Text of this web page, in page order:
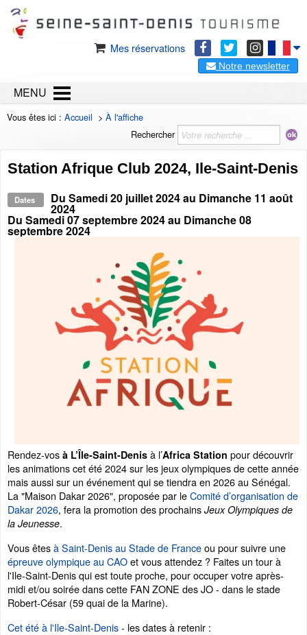
Mes réservations
Notre newsletter
MENU
Vous êtes ici : Accueil > À l'affiche
Rechercher
Station Afrique Club 2024, Ile-Saint-Denis
Dates Du Samedi 20 juillet 2024au Dimanche 11 août
2024
Du Samedi 07 septembre 2024au Dimanche 08
septembre 2024
Rendez-vos à L’Île-Saint-Denis à l’Africa Station pour découvrir
les animations cet été 2024 sur les jeux olympiques de cette année
mais aussi sur un événement qui se tiendra en 2026 au Sénégal.
La "Maison Dakar 2026", proposée par leComité d’organisation de
Dakar 2026, fera la promotion des prochains Jeux Olympiques de
la Jeunesse.
Vous êtesà Saint-Denis au Stade de Franceou pour suivre une
épreuve olympique au CAOet vous attendez ? Faites un tour à
l'Ile-Saint-Denis qui est toute proche, pour occuper votre après-
midi et/ou soirée dans cette FAN ZONE des JO - dans le stade
Robert-César (59 quai de la Marine).
Cet été à l'Ile-Saint-Denis- les dates à retenir :